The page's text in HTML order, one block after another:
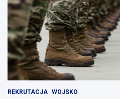
REKRUTACJA WOJSKO